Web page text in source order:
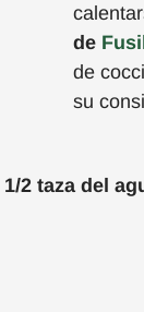
de
de
su
1/2 taza del